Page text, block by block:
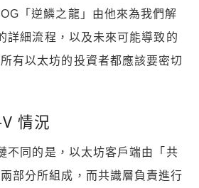
「逆鱗之龍」由他來為我們解
詳細流程，以及未來可能導致的
有以太坊的投資者都應該要密切
情況
不同的是，以太坊客戶端由「共
部分所組成，而共識層負責進行